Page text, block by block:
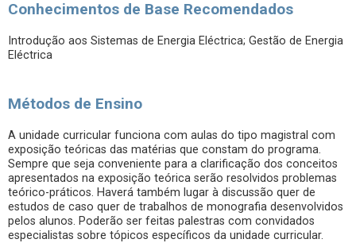
Conhecimentos de Base Recomendados
Introdução aos Sistemas de Energia Eléctrica; Gestão de Energia
Eléctrica
Métodos de Ensino
A unidade curricular funciona com aulas do tipo magistral com
exposição teóricas das matérias que constam do programa.
Sempre que seja conveniente para a clarificação dos conceitos
apresentados na exposição teórica serão resolvidos problemas
teórico-práticos. Haverá também lugar à discussão quer de
estudos de caso quer de trabalhos de monografia desenvolvidos
pelos alunos. Poderão ser feitas palestras com convidados
especialistas sobre tópicos específicos da unidade curricular.